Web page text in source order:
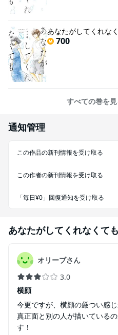
あなたがしてくれな
700
すべての巻を見
通知管理
この作品の新刊情報を受け取る
この作者の新刊情報を受け取る
「毎日¥0」回復通知を受け取る
あなたがしてくれなくても
オリーブさん
3.0
横顔
今更ですが、横顔の厳つい感じ
真正面と別の人が描いている
す！